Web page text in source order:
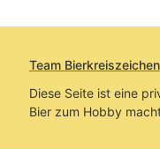
Team Bierkreiszeichen
Diese Seite ist eine
Bier zum Hobby